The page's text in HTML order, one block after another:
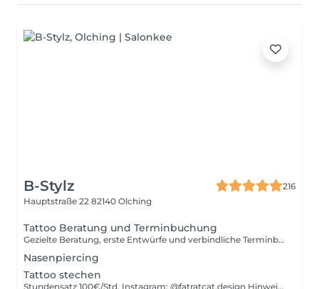
B-Stylz
216
Hauptstraße 22 82140 Olching
Tattoo Beratung und Terminbuchung
Gezielte Beratung, erste Entwürfe und verbindliche Terminbuchung. Betrag wird beim Stechtag angerechnet. Instagram: @fatratcat.design Hinweis: Keine Kartenzahlung möglich!
Nasenpiercing
Tattoo stechen
Stundensatz 100€/Std. Instagram: @fatratcat.design Hinweis: Keine Kartenzahlung möglich!